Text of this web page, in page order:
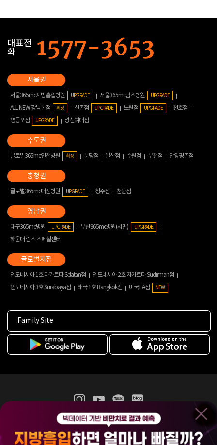
대표전
화
서울365mc지방흡입병원 UPGRADE 서울365mc람스병원 UPGRADE
ALL NEW 강남본점 확장 신촌점 UPGRADE 노원점 UPGRADE
천호점
영등포점
UPGRADE 성신여대점
글로벌365mc인천병원 확장 분당점 일산점 수원점 부천점 안양평촌점
글로벌365mc대전병원 UPGRADE 청주점 천안점
대구365mc병원 UPGRADE 부산365mc병원(서면) UPGRADE
해운대 람스 스페셜센터
인도네시아 1호 자카르타 Selatan점
인도네시아 2호 자카르타 Sudirman점
인도네시아 3호 Surabaya점
태국 1호 Bangkok점 미국 LA점 NEW
Family Site
365mc 병·의원 이용약관
홈페이지 이용약관
비급여진료수가